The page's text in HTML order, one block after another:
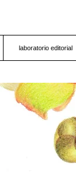
laboratorio editorial